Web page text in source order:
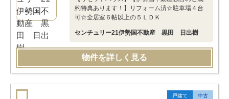
約特典あります！】リフォーム済☆駐車場４台
可☆全居室６帖以上の５ＬＤＫ
センチュリー21伊勢国不動産 黒田 日出樹
物件を詳しく見る
戸建て 中古